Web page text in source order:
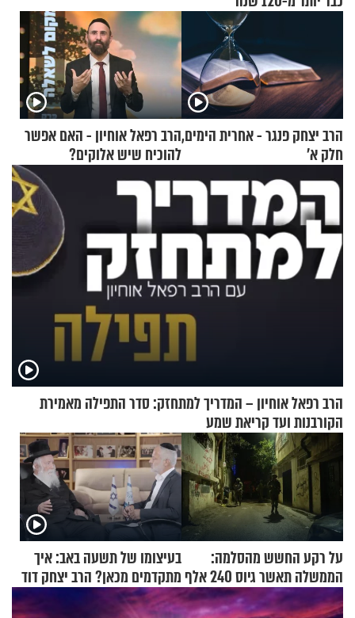
הרב יצחק פנגר - אחרית הימים,
חלק א’
הרב רפאל אוחיון - האם אפשר
להוכיח שיש אלוקים?
הרב רפאל אוחיון – המדריך למתחזק: סדר התפילה מאמירת
הקורבנות ועד קריאת שמע
על רקע החשש מהסלמה:
הממשלה תאשר גיוס 240 אלף
אנשי מילואים
בעיצומו של תשעה באב: איך
מתקדמים מכאן? הרב יצחק דוד
גרוסמן בשיחה מיוחדת